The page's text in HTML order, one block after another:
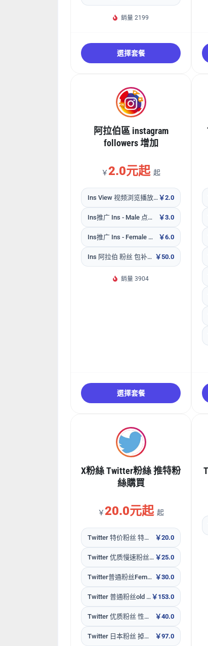
銷量 2199
選擇套餐
阿拉伯區 instagram
followers 增加
￥2.0元起 起
Ins View 视频浏览播放量 + impression曝光阿拉伯 ￥2.0
Ins推广 Ins - Male 点赞Like ~ Arab 🇸🇦 ~ 𝗥𝗘𝗙𝗜𝗟𝗟 30D ~ 30k/days ~ INSTANT ￥3.0
Ins推广 Ins - Female 点赞Like ~ Arab 🇸🇦 ~ 𝗥𝗘𝗙𝗜𝗟𝗟 30D ~ 30k/days ~ INSTANT ￥6.0
Ins 阿拉伯 粉丝 包补30天 ￥50.0
銷量 3904
選擇套餐
X粉絲 Twitter粉絲 推特粉
絲購買
￥20.0元起 起
Twitter 特价粉丝 特价产品 无售后 ￥20.0
Twitter 优质慢速粉丝包补30天，20粉丝/天 ￥25.0
Twitter普通粉丝Female ￥30.0
Twitter 普通粉丝old data ￥153.0
Twitter 优质粉丝 性价比高 掉粉少 美国粉居多 掉了包补30天 ￥40.0
Twitter 日本粉丝 掉粉多 慎拍 ￥97.0